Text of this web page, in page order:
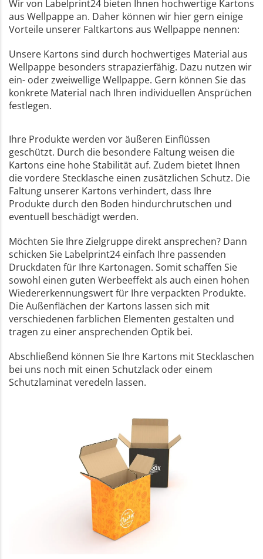
Wir von Labelprint24 bieten Ihnen hochwertige Kartons
aus Wellpappe an. Daher können wir hier gern einige
Vorteile unserer Faltkartons aus Wellpappe nennen:
Unsere Kartons sind durch hochwertiges Material aus
Wellpappe besonders strapazierfähig. Dazu nutzen wir
ein- oder zweiwellige Wellpappe. Gern können Sie das
konkrete Material nach Ihren individuellen Ansprüchen
festlegen.
Ihre Produkte werden vor äußeren Einflüssen
geschützt. Durch die besondere Faltung weisen die
Kartons eine hohe Stabilität auf. Zudem bietet Ihnen
die vordere Stecklasche einen zusätzlichen Schutz. Die
Faltung unserer Kartons verhindert, dass Ihre
Produkte durch den Boden hindurchrutschen und
eventuell beschädigt werden.
Möchten Sie Ihre Zielgruppe direkt ansprechen? Dann
schicken Sie Labelprint24 einfach Ihre passenden
Druckdaten für Ihre Kartonagen. Somit schaffen Sie
sowohl einen guten Werbeeffekt als auch einen hohen
Wiedererkennungswert für Ihre verpackten Produkte.
Die Außenflächen der Kartons lassen sich mit
verschiedenen farblichen Elementen gestalten und
tragen zu einer ansprechenden Optik bei.
Abschließend können Sie Ihre Kartons mit Stecklaschen
bei uns noch mit einen Schutzlack oder einem
Schutzlaminat veredeln lassen.